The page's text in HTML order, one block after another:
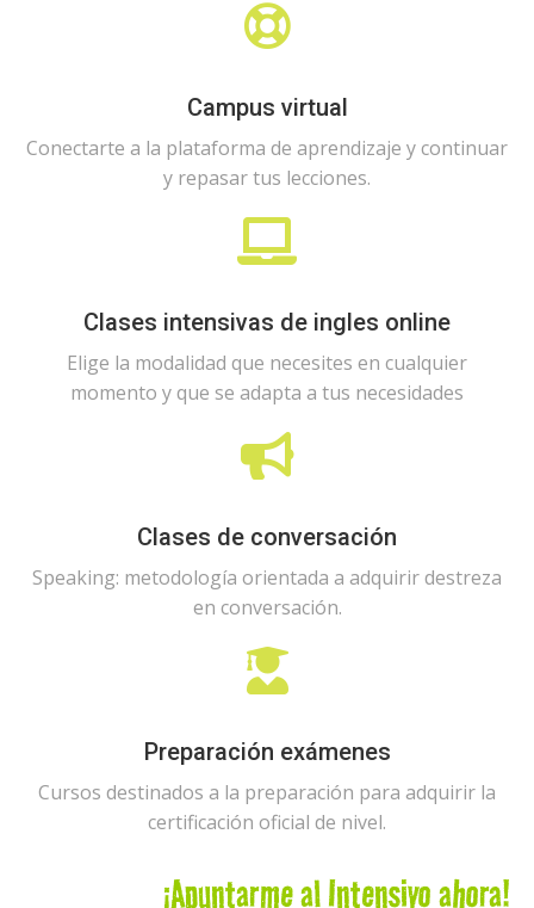
Campus virtual
Conectarte a la plataforma de aprendizaje y continuar
y repasar tus lecciones.
Clases intensivas de ingles online
Elige la modalidad que necesites en cualquier
momento y que se adapta a tus necesidades
Clases de conversación
Speaking: metodología orientada a adquirir destreza
en conversación.
Preparación exámenes
Cursos destinados a la preparación para adquirir la
certificación oficial de nivel.
¡Apuntarme al Intensivo ahora!